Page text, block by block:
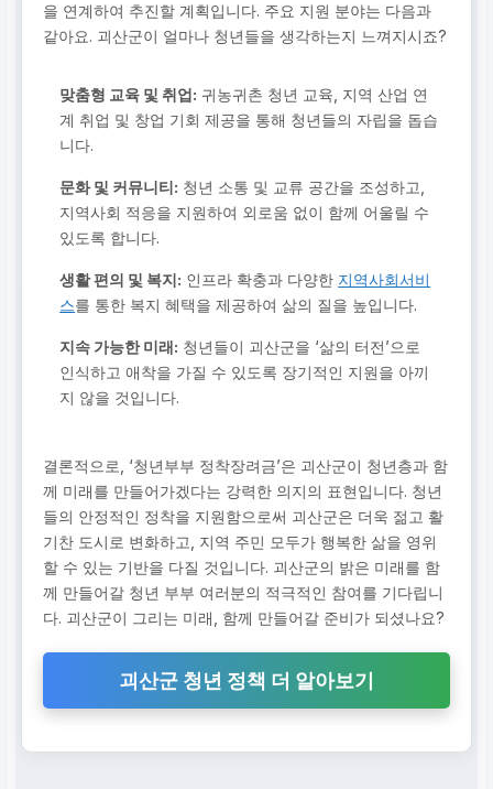
을 연계하여 추진할 계획입니다. 주요 지원 분야는 다음과
같아요. 괴산군이 얼마나 청년들을 생각하는지 느껴지시죠?
맞춤형 교육 및 취업: 귀농귀촌 청년 교육, 지역 산업 연
계 취업 및 창업 기회 제공을 통해 청년들의 자립을 돕습
니다.
문화 및 커뮤니티: 청년 소통 및 교류 공간을 조성하고,
지역사회 적응을 지원하여 외로움 없이 함께 어울릴 수
있도록 합니다.
생활 편의 및 복지: 인프라 확충과 다양한 지역사회서비
스를 통한 복지 혜택을 제공하여 삶의 질을 높입니다.
지속 가능한 미래: 청년들이 괴산군을 ‘삶의 터전’으로
인식하고 애착을 가질 수 있도록 장기적인 지원을 아끼
지 않을 것입니다.
결론적으로, ‘청년부부 정착장려금’은 괴산군이 청년층과 함
께 미래를 만들어가겠다는 강력한 의지의 표현입니다. 청년
들의 안정적인 정착을 지원함으로써 괴산군은 더욱 젊고 활
기찬 도시로 변화하고, 지역 주민 모두가 행복한 삶을 영위
할 수 있는 기반을 다질 것입니다. 괴산군의 밝은 미래를 함
께 만들어갈 청년 부부 여러분의 적극적인 참여를 기다립니
다. 괴산군이 그리는 미래, 함께 만들어갈 준비가 되셨나요?
괴산군 청년 정책 더 알아보기